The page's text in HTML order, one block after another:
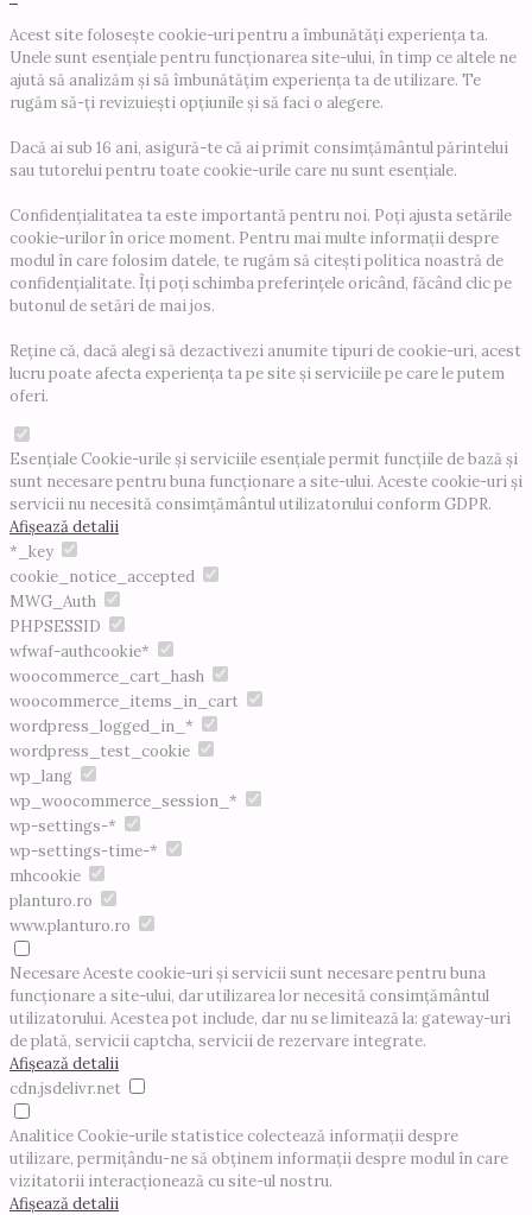
Acest site folosește cookie-uri pentru a îmbunătăți experiența ta.
Unele sunt esențiale pentru funcționarea site-ului, în timp ce altele ne
ajută să analizăm și să îmbunătățim experiența ta de utilizare. Te
rugăm să-ți revizuiești opțiunile și să faci o alegere.
Dacă ai sub 16 ani, asigură-te că ai primit consimțământul părintelui
sau tutorelui pentru toate cookie-urile care nu sunt esențiale.
Confidențialitatea ta este importantă pentru noi. Poți ajusta setările
cookie-urilor în orice moment. Pentru mai multe informații despre
modul în care folosim datele, te rugăm să citești politica noastră de
confidențialitate. Îți poți schimba preferințele oricând, făcând clic pe
butonul de setări de mai jos.
Reține că, dacă alegi să dezactivezi anumite tipuri de cookie-uri, acest
lucru poate afecta experiența ta pe site și serviciile pe care le putem
oferi.
EsențialeCookie-urile și serviciile esențiale permit funcțiile de bază și
sunt necesare pentru buna funcționare a site-ului. Aceste cookie-uri și
servicii nu necesită consimțământul utilizatorului conform GDPR.
Afișează detalii
*_key
cookie_notice_accepted
MWG_Auth
PHPSESSID
wfwaf-authcookie*
woocommerce_cart_hash
woocommerce_items_in_cart
wordpress_logged_in_*
wordpress_test_cookie
wp_lang
wp_woocommerce_session_*
wp-settings-*
wp-settings-time-*
mhcookie
planturo.ro
www.planturo.ro
NecesareAceste cookie-uri și servicii sunt necesare pentru buna
funcționare a site-ului, dar utilizarea lor necesită consimțământul
utilizatorului. Acestea pot include, dar nu se limitează la: gateway-uri
de plată, servicii captcha, servicii de rezervare integrate.
Afișează detalii
cdn.jsdelivr.net
AnaliticeCookie-urile statistice colectează informații despre
utilizare, permițându-ne să obținem informații despre modul în care
vizitatorii interacționează cu site-ul nostru.
Afișează detalii